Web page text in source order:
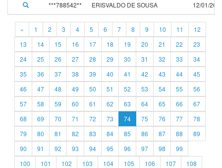
***788542** ERISVALDO DE SOUSA 12/01/
« 1 2 3 4 5 6 7 8 9 10 11
12
13
14 15 16 17 18 19 20 21 22
23
24
25 26 27 28 29 30 31 32 33
34
35
36 37 38 39 40 41 42 43 44
45
46
47 48 49 50 51 52 53 54 55
56
57
58 59 60 61 62 63 64 65 66
67
68
69 70 71 72 73 74 75 76 77
78
79
80 81 82 83 84 85 86 87 88
89
90
91 92 93 94 95 96 97 98
99
100
101 102 103 104 105 106 107
108